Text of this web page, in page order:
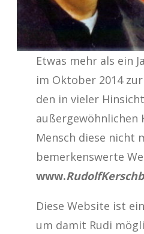
Etwas mehr als ein
im Oktober 2014
den in vieler Hinsicht
außergewöhnlichen
Mensch diese nicht
bemerkenswerte
www.
Diese Website ist
um damit Rudi